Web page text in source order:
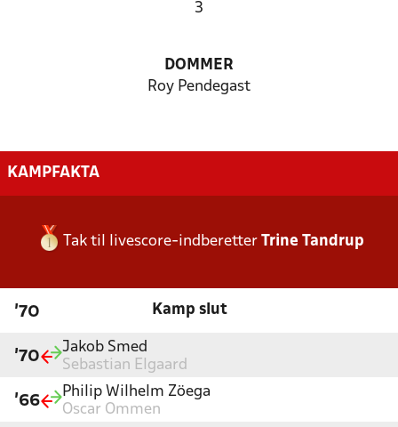
3
DOMMER
Roy Pendegast
KAMPFAKTA
Tak til livescore-indberetter Trine Tandrup
'70 Kamp slut
'70
Jakob Smed
Sebastian Elgaard
'66
Philip Wilhelm Zöega
Oscar Ommen